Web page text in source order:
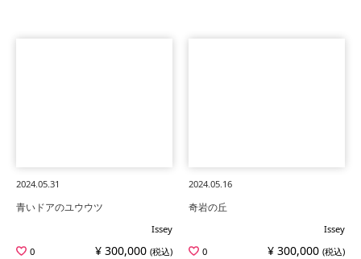
2024.05.31
青いドアのユウウツ
Issey
0
¥ 300,000 (税込)
2024.05.16
奇岩の丘
Issey
0
¥ 300,000 (税込)